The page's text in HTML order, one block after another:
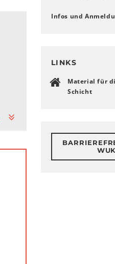
Infos und
LINKS
Material für
Schicht
WUK